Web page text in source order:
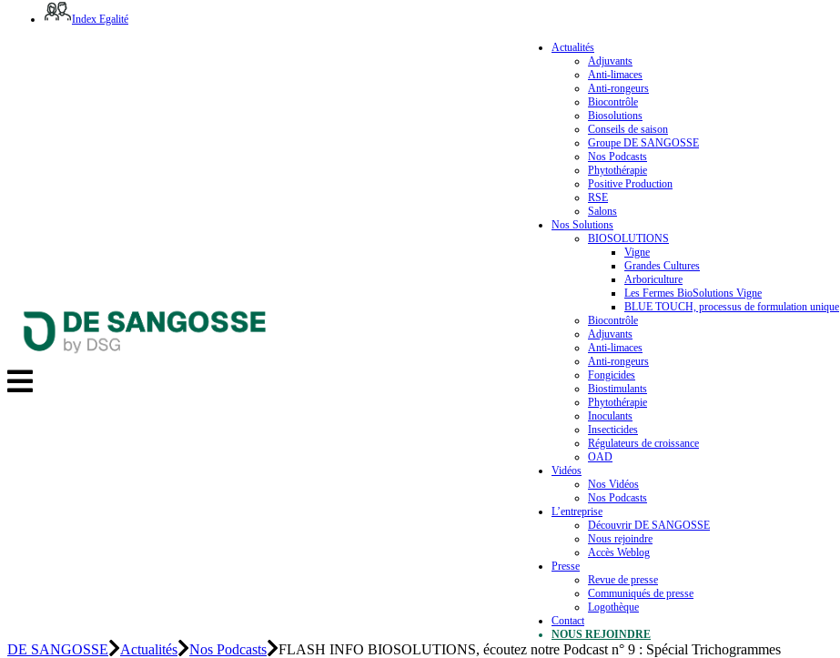
Index Egalité
Actualités
Adjuvants
Anti-limaces
Anti-rongeurs
Biocontrôle
Biosolutions
Conseils de saison
Groupe DE SANGOSSE
Nos Podcasts
Phytothérapie
Positive Production
RSE
Salons
Nos Solutions
BIOSOLUTIONS
Vigne
Grandes Cultures
Arboriculture
Les Fermes BioSolutions Vigne
BLUE TOUCH, processus de formulation unique
Biocontrôle
Adjuvants
Anti-limaces
Anti-rongeurs
Fongicides
Biostimulants
Phytothérapie
Inoculants
Insecticides
Régulateurs de croissance
OAD
Vidéos
Nos Vidéos
Nos Podcasts
L’entreprise
Découvrir DE SANGOSSE
Nous rejoindre
Accès Weblog
Presse
Revue de presse
Communiqués de presse
Logothèque
Contact
NOUS REJOINDRE
DE SANGOSSE Actualités Nos Podcasts FLASH INFO BIOSOLUTIONS, écoutez notre Podcast n° 9 : Spécial Trichogrammes